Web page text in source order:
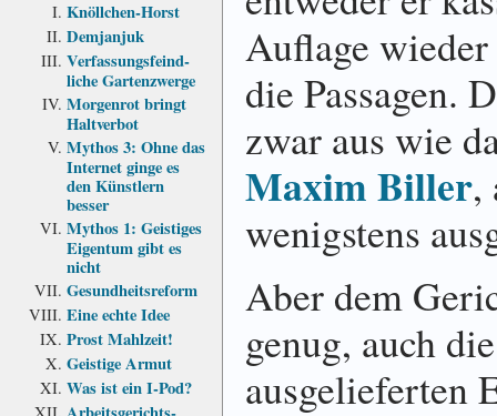
Knöllchen-Horst
Demjanjuk
Verfassungs­feind­
liche Garten­zwerge
Morgenrot bringt
Haltverbot
Mythos 3: Ohne das
Internet ginge es
den Künstlern
besser
Mythos 1: Geistiges
Eigentum gibt es
nicht
Gesundheits­reform
Eine echte Idee
Prost Mahlzeit!
Geistige Armut
Was ist ein I-Pod?
Auflage
die Passagen.
zwar aus wie
Maxim Biller,
wenigstens
Aber dem
genug, auch
ausgelieferten